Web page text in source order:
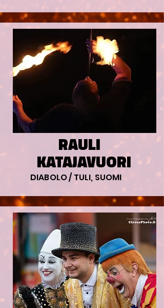
RAULI
KATAJAVUORI
DIABOLO / TULI, SUOMI